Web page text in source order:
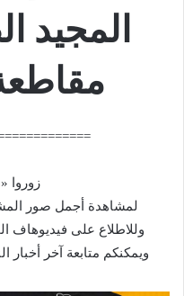
المجيد
زوروا «
لمشاهدة أجمل صور
وللاطلاع على فيديوهاف
ويمكنكم متابعة آخر أخبار